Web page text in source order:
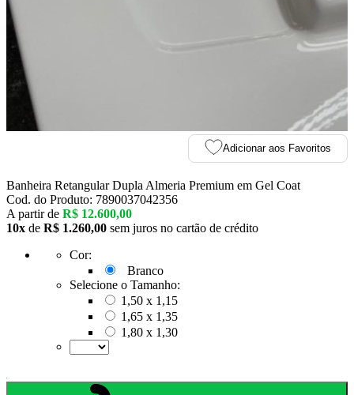
Adicionar aos Favoritos
Banheira Retangular Dupla Almeria Premium em Gel Coat
Cod. do Produto: 7890037042356
A partir de R$ 12.600,00
10x de R$ 1.260,00 sem juros no cartão de crédito
Cor:
Branco
Selecione o Tamanho:
1,50 x 1,15
1,65 x 1,35
1,80 x 1,30